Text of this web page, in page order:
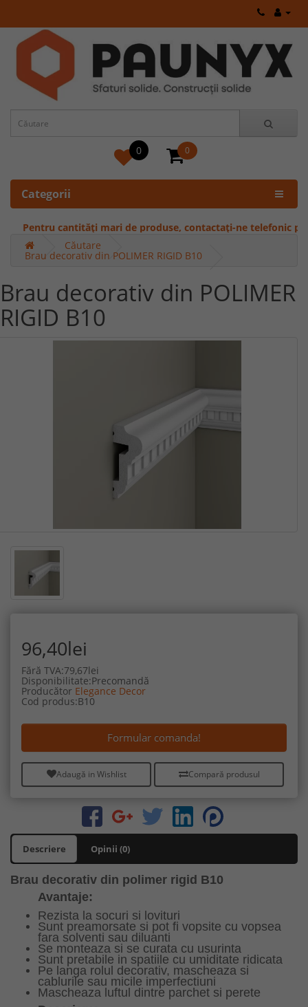
0 0
Categorii
Pentru cantități mari de produse, contactați-ne telefonic
Căutare
Brau decorativ din POLIMER RIGID B10
Brau decorativ din POLIMER
RIGID B10
96,40lei
Fără TVA:79,67lei
Disponibilitate:Precomandă
Producător Elegance Decor
Cod produs:B10
Formular comanda!
Adaugă in Wishlist Compară produsul
Descriere Opinii (0)
Brau decorativ din polimer rigid B10
Avantaje:
Rezista la socuri si lovituri
Sunt preamorsate si pot fi vopsite cu vopsea
fara solventi sau diluanti
Se monteaza si se curata cu usurinta
Sunt pretabile in spatiile cu umiditate ridicata
Pe langa rolul decorativ, mascheaza si
cablurile sau micile imperfectiuni
Mascheaza luftul dintre parchet si perete